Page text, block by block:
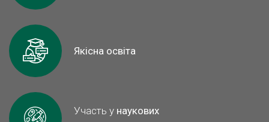
Якісна освіта
Участь у наукових